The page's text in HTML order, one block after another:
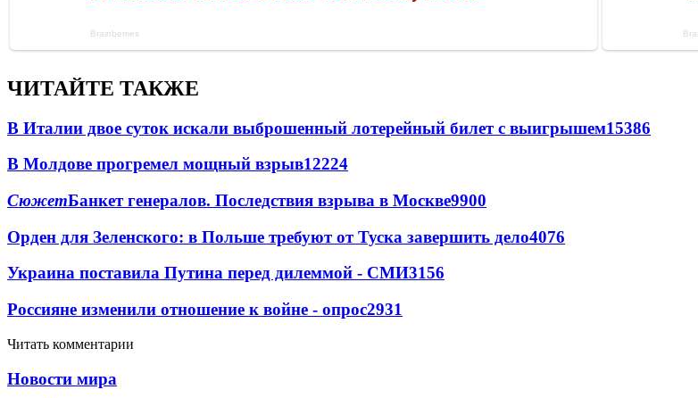
ЧИТАЙТЕ ТАКЖЕ
В Италии двое суток искали выброшенный лотерейный билет с выигрышем15386
В Молдове прогремел мощный взрыв12224
СюжетБанкет генералов. Последствия взрыва в Москве9900
Орден для Зеленского: в Польше требуют от Туска завершить дело4076
Украина поставила Путина перед дилеммой - СМИ3156
Россияне изменили отношение к войне - опрос2931
Читать комментарии
Новости мира